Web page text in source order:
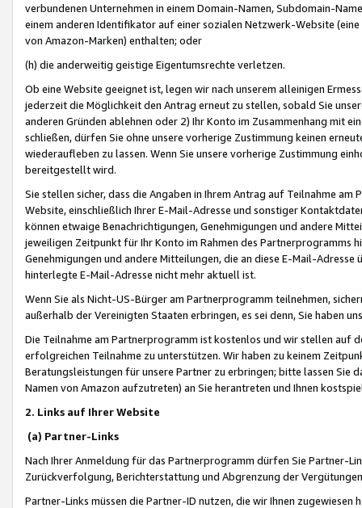
verbundenen Unternehmen in einem Domain-Namen, Subdomain-
einem anderen Identifikator auf einer sozialen Netzwerk-Website
von Amazon-Marken) enthalten; oder
(h) die anderweitig geistige Eigentumsrechte verletzen.
Ob eine Website geeignet ist, legen wir nach unserem alleinigen
jederzeit die Möglichkeit den Antrag erneut zu stellen, sobald Sie
anderen Gründen ablehnen oder 2) Ihr Konto im Zusammenhang mit
schließen, dürfen Sie ohne unsere vorherige Zustimmung keinen
wiederaufleben zu lassen. Wenn Sie unsere vorherige Zustimmung
bereitgestellt wird.
Sie stellen sicher, dass die Angaben in Ihrem Antrag auf Teilnahme
Website, einschließlich Ihrer E-Mail-Adresse und sonstiger
können etwaige Benachrichtigungen, Genehmigungen und andere
jeweiligen Zeitpunkt für Ihr Konto im Rahmen des Partnerprogramms
Genehmigungen und andere Mitteilungen, die an diese E-Mail-
hinterlegte E-Mail-Adresse nicht mehr aktuell ist.
Wenn Sie als Nicht-US-Bürger am Partnerprogramm teilnehmen,
außerhalb der Vereinigten Staaten erbringen, es sei denn, Sie haben
Die Teilnahme am Partnerprogramm ist kostenlos und wir stellen auf
erfolgreichen Teilnahme zu unterstützen. Wir haben zu keinem
Beratungsleistungen für unsere Partner zu erbringen; bitte lassen Sie
Namen von Amazon aufzutreten) an Sie herantreten und Ihnen
2. Links auf Ihrer Website
(a) Partner-Links
Nach Ihrer Anmeldung für das Partnerprogramm dürfen Sie Partner-
Zurückverfolgung, Berichterstattung und Abgrenzung der
Partner-Links müssen die Partner-ID nutzen, die wir Ihnen zugewiesen